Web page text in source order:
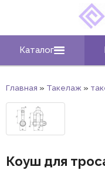
Каталог
Главная » Такелаж »
Коуш для